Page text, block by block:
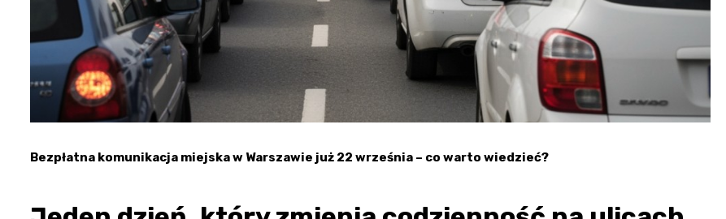
Bezpłatna komunikacja miejska w Warszawie już 22 września – co warto wiedzieć?